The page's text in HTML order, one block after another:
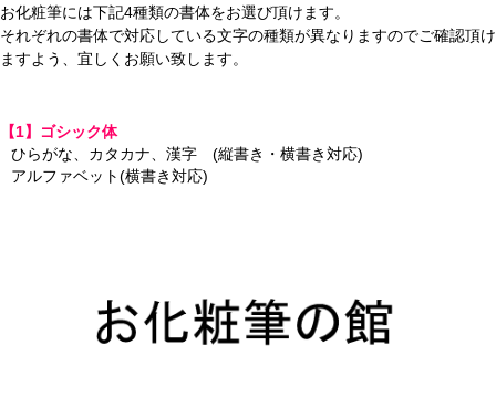
お化粧筆には下記4種類の書体をお選び頂けます。
それぞれの書体で対応している文字の種類が異なりますのでご確認頂け
ますよう、宜しくお願い致します。
【1】ゴシック体
ひらがな、カタカナ、漢字 (縦書き・横書き対応)
アルファベット(横書き対応)